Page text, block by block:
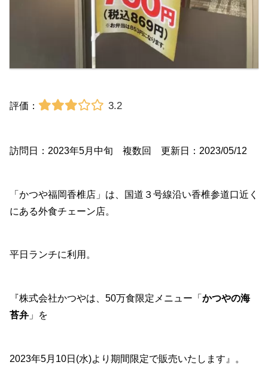
評価： 3.2
訪問日：2023年5月中旬 複数回 更新日：2023/05/12
「かつや福岡香椎店」は、国道３号線沿い香椎参道口近く
にある外食チェーン店。
平日ランチに利用。
『株式会社かつやは、50万食限定メニュー「 かつやの海
苔弁 」を
2023年5月10日(水)より期間限定で販売いたします』。